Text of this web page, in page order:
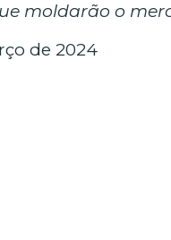
moldarão o
de 2024